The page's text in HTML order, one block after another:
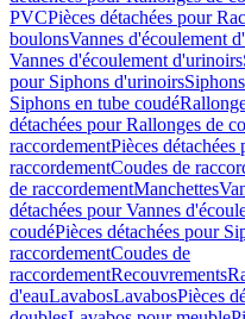
PVCPièces détachées pour
boulonsVannes d'écoulement
Vannes d'écoulement d'urinoirs
pour Siphons d'urinoirs
Siphons en tube coudé
détachées pour Rallonges de
raccordementPièces
raccordementCoudes de
de raccordementManchettes
détachées pour Vannes
coudéPièces détachées pour
raccordementCoudes de
raccordementRecouvrements
d'eauLavabosLavabosPièces